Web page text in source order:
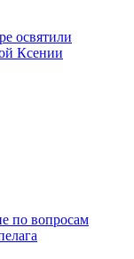
освятили
Ксении
по вопросам